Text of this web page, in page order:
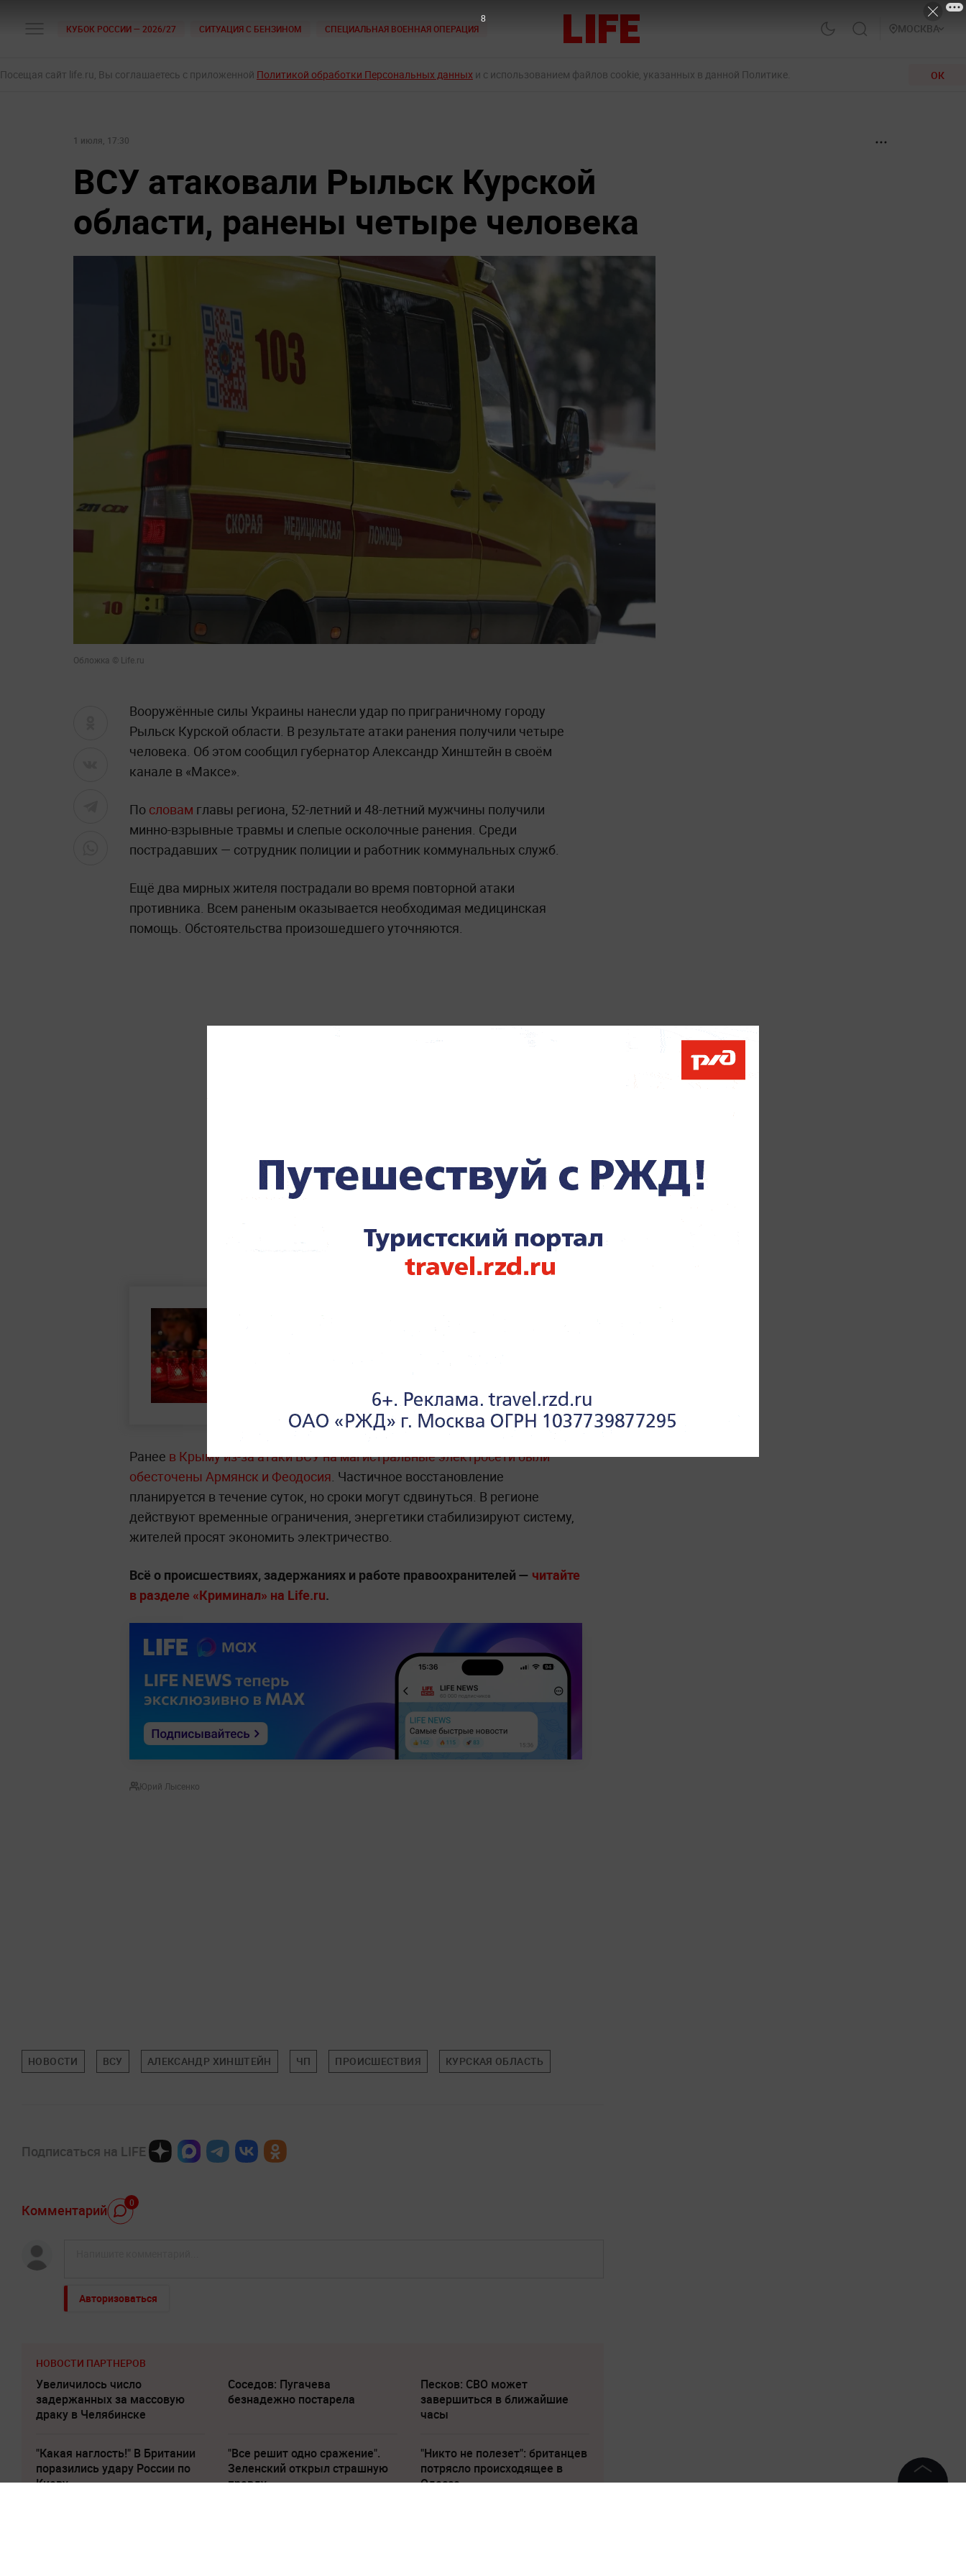
КУБОК РОССИИ — 2026/27 СИТУАЦИЯ С БЕНЗИНОМ СПЕЦИАЛЬНАЯ ВОЕННАЯ ОПЕРАЦИЯ МОСКВА
Посещая сайт life.ru, Вы соглашаетесь с приложенной Политикой обработки Персональных данных и с использованием файлов cookie, указанных в данной Политике. ОК
1 июля, 17:30
ВСУ атаковали Рыльск Курской
области, ранены четыре человека
Обложка © Life.ru
Вооружённые силы Украины нанесли удар по приграничному городу
Рыльск Курской области. В результате атаки ранения получили четыре
человека. Об этом сообщил губернатор Александр Хинштейн в своём
канале в «Максе».
По словам главы региона, 52-летний и 48-летний мужчины получили
минно-взрывные травмы и слепые осколочные ранения. Среди
пострадавших — сотрудник полиции и работник коммунальных служб.
Ещё два мирных жителя пострадали во время повторной атаки
противника. Всем раненым оказывается необходимая медицинская
помощь. Обстоятельства произошедшего уточняются.
младенец
Ранее в Крыму из-за атаки ВСУ на магистральные электросети были
обесточены Армянск и Феодосия. Частичное восстановление
планируется в течение суток, но сроки могут сдвинуться. В регионе
действуют временные ограничения, энергетики стабилизируют систему,
жителей просят экономить электричество.
Всё о происшествиях, задержаниях и работе правоохранителей — читайте
в разделе «Криминал» на Life.ru.
Юрий Лысенко
НОВОСТИ ВСУ АЛЕКСАНДР ХИНШТЕЙН ЧП ПРОИСШЕСТВИЯ КУРСКАЯ ОБЛАСТЬ
Подписаться на LIFE
Комментарий 0
Авторизоваться
НОВОСТИ ПАРТНЕРОВ
Увеличилось число
задержанных за массовую
драку в Челябинске
Соседов: Пугачева
безнадежно постарела
Песков: СВО может
завершиться в ближайшие
часы
"Какая наглость!" В Британии
поразились удару России по
Киеву
"Все решит одно сражение".
Зеленский открыл страшную
правду
"Никто не полезет": британцев
потрясло происходящее в
Одессе
7